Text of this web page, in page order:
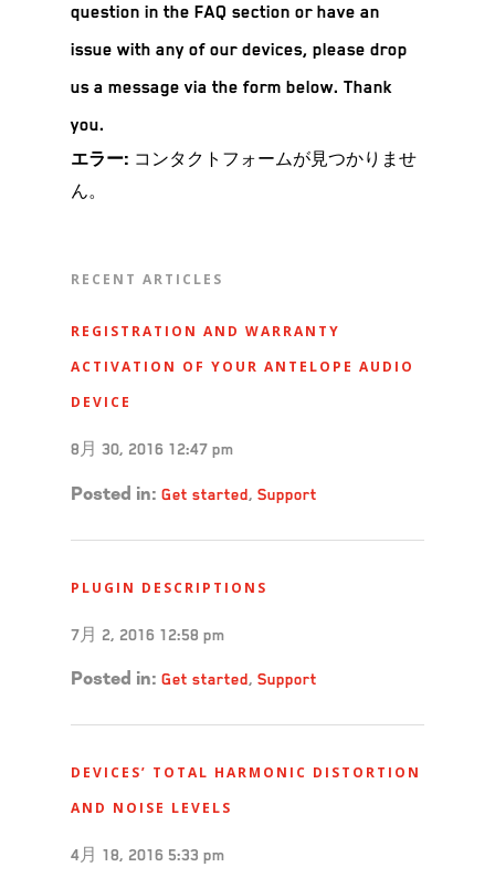
question in the FAQ section or have an
issue with any of our devices, please drop
us a message via the form below. Thank
you.
エラー: コンタクトフォームが見つかりませ
ん。
RECENT ARTICLES
REGISTRATION AND WARRANTY
ACTIVATION OF YOUR ANTELOPE AUDIO
DEVICE
8月 30, 2016 12:47 pm
Posted in: Get started, Support
PLUGIN DESCRIPTIONS
7月 2, 2016 12:58 pm
Posted in: Get started, Support
DEVICES’ TOTAL HARMONIC DISTORTION
AND NOISE LEVELS
4月 18, 2016 5:33 pm